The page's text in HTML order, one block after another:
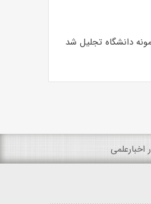
دانشگاه تجلیل شد
اخبارعلمی